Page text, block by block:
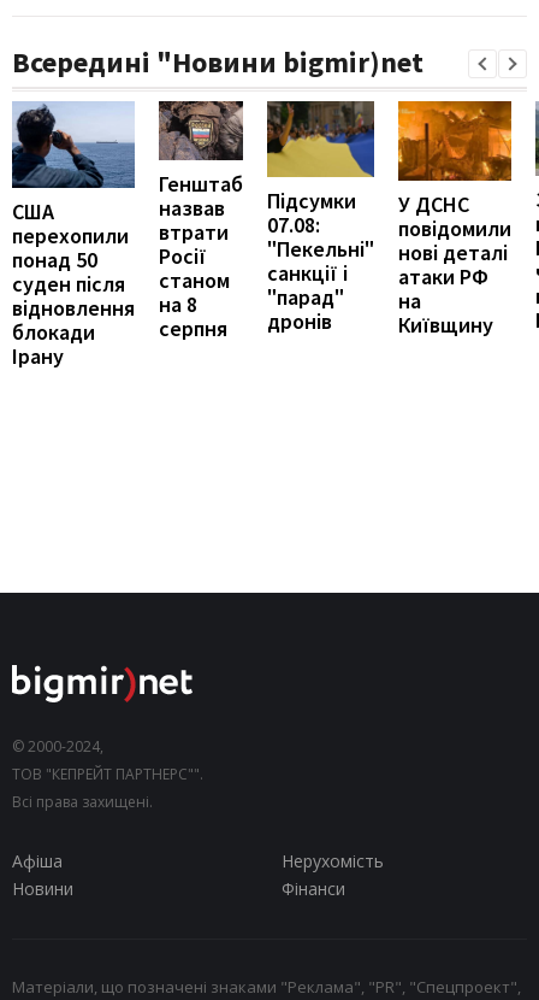
Всередині "Новини bigmir)net
США
перехопили
понад 50
суден після
відновлення
блокади
Ірану
Генштаб
назвав
втрати
Росії
станом
на 8
серпня
Підсумки
07.08:
"Пекельні"
санкції і
"парад"
дронів
У ДСНС
повідомили
нові деталі
атаки РФ
на
Київщину
© 2000-2024,
ТОВ "КЕПРЕЙТ ПАРТНЕРС"".
Всі права захищені.
Афіша
Нерухомість
Новини
Фінанси
Матеріали, що позначені знаками "Реклама", "PR", "Спецпроект",